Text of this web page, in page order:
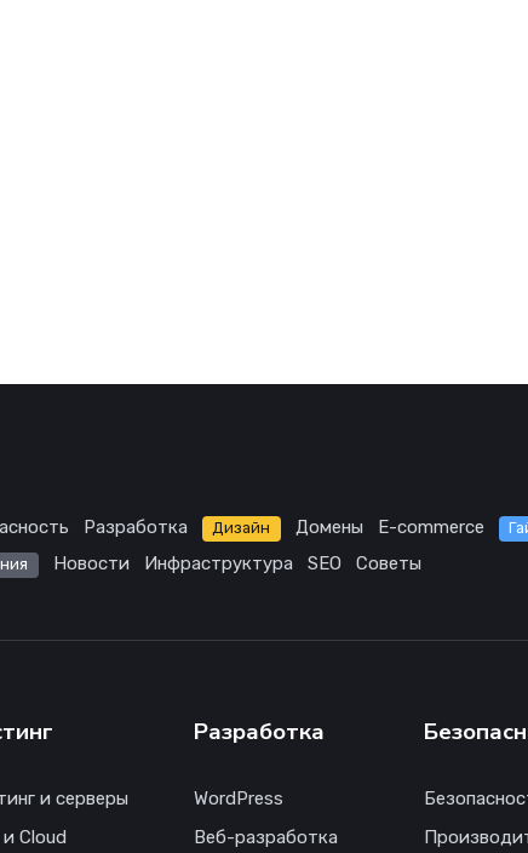
Разработка Дизайн Домены E-commerce
Новости Инфраструктура SEO Советы
и серверы
и Cloud
Разработка
WordPress
Веб-разработка